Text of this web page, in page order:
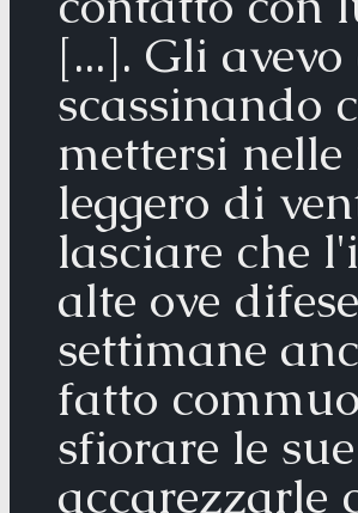
[...]. Gli
scassinando
mettersi
leggero di
lasciare che
alte ove
settimane
fatto
sfiorare le
accarezzarle